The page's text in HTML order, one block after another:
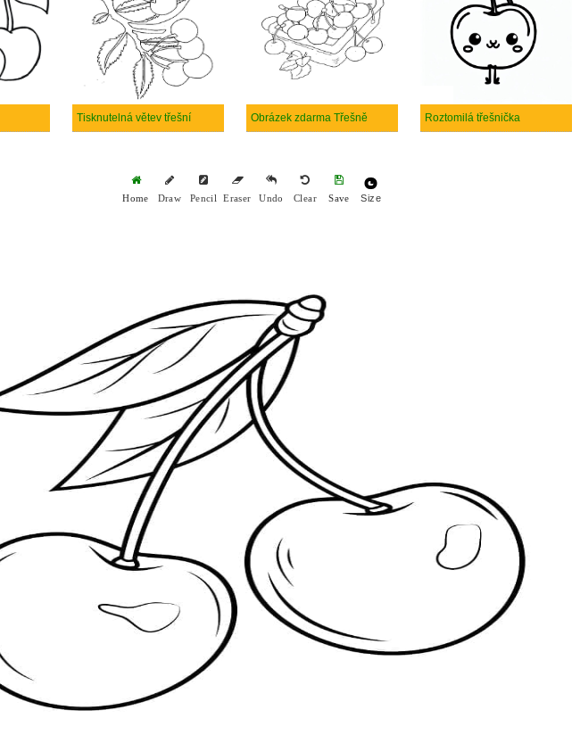
Tisknutelná větev třešní Obrázek zdarma Třešně Roztomilá třešnička
Home Draw Pencil Eraser Undo Clear Save Size